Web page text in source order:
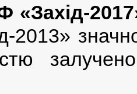
2013»